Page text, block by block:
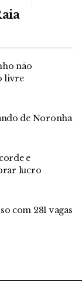
não
livre
de Noronha
e
lucro
com 281 vagas